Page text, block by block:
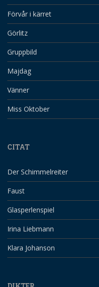
Förvår i kärret
Görlitz
Gruppbild
Majdag
Vänner
Miss Oktober
CITAT
Der Schimmelreiter
Faust
Glasperlenspiel
Irina Liebmann
Klara Johanson